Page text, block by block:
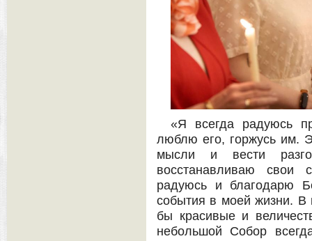
«Я всегда радуюсь
люблю его, горжусь им.
мысли и вести
восстанавливаю свои
радуюсь и благодарю
события в моей жизни. В
бы красивые и
небольшой Собор